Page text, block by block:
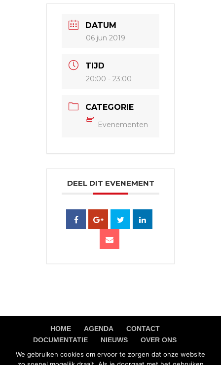
DATUM
06 jun 2019
TIJD
20:00 - 23:00
CATEGORIE
Evenementen
DEEL DIT EVENEMENT
HOME AGENDA
CONTACT
DOCUMENTATIE
NIEUWS
OVER ONS
PRIVACY VERKLARING
We gebruiken cookies om ervoor te zorgen dat onze website